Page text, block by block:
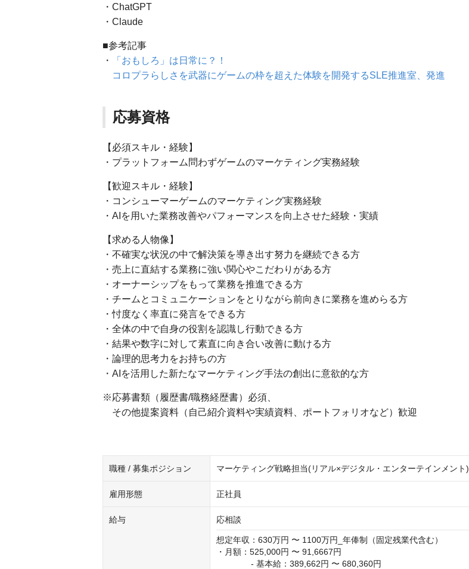
・ChatGPT
・Claude
■参考記事
・
「おもしろ」は日常に？！
コロプラらしさを武器にゲームの枠を超えた体験を開発するSLE推進室、発進
応募資格
【必須スキル・経験】
・プラットフォーム問わずゲームのマーケティング実務経験
【歓迎スキル・経験】
・コンシューマーゲームのマーケティング実務経験
・AIを用いた業務改善やパフォーマンスを向上させた経験・実績
【求める人物像】
・不確実な状況の中で解決策を導き出す努力を継続できる方
・売上に直結する業務に強い関心やこだわりがある方
・オーナーシップをもって業務を推進できる方
・チームとコミュニケーションをとりながら前向きに業務を進めらる方
・忖度なく率直に発言をできる方
・全体の中で自身の役割を認識し行動できる方
・結果や数字に対して素直に向き合い改善に動ける方
・論理的思考力をお持ちの方
・AIを活用した新たなマーケティング手法の創出に意欲的な方
※応募書類（履歴書/職務経歴書）必須、
その他提案資料（自己紹介資料や実績資料、ポートフォリオなど）歓迎
職種 / 募集ポジション マーケティング戦略担当(リアル×デジタル・エンターテインメント)
雇用形態 正社員
給与 応相談
想定年収：630万円 〜 1100万円_年俸制（固定残業代含む）
・月額：525,000円 〜 91,6667円
- 基本給：389,662円 〜 680,360円